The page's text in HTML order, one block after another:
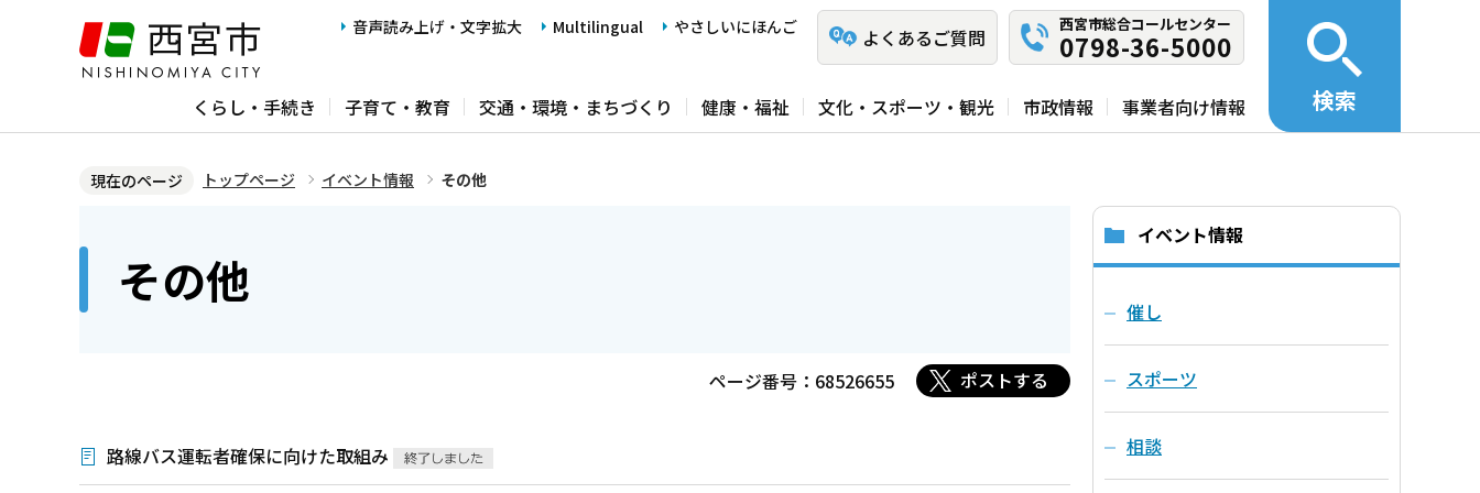
ジ
音声読み上げ・文字拡大 Multilingual やさしいにほんご よくあるご質問
西宮市総合コールセンター
0798-36-5000
くらし・手続き 子育て・教育 交通・環境・まちづくり 健康・福祉 文化・スポーツ・観光 市政情報 事業者向け情報 検索
現在のページ トップページ イベント情報 その他
その他
ページ番号：68526655 ポストする
路線バス運転者確保に向けた取組み
イベント情報
催し
スポーツ
相談